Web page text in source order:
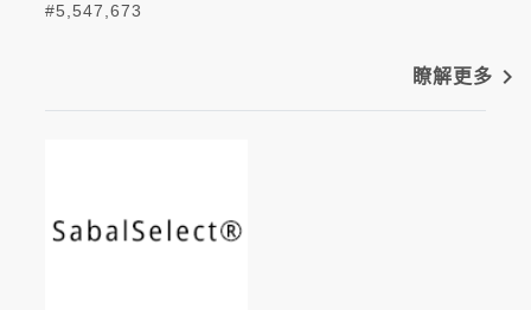
#5,547,673
瞭解更多 navigate_next